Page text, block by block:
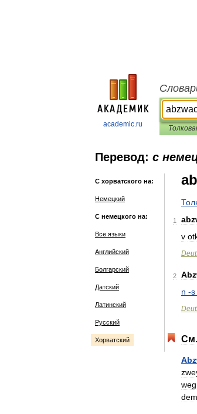
academic.ru
Перевод: с
С хорватского на:
Немецкий
С немецкого на:
Все языки
Английский
Болгарский
Датский
Латинский
Русский
Хорватский
1
v
2
n -s
См.
dem